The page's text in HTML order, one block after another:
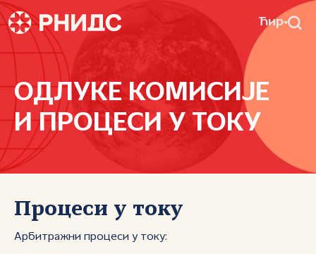
Ћир
ОДЛУКЕ КОМИСИЈЕ
И ПРОЦЕСИ У ТОКУ
Процеси у току
Арбитражни процеси у току: